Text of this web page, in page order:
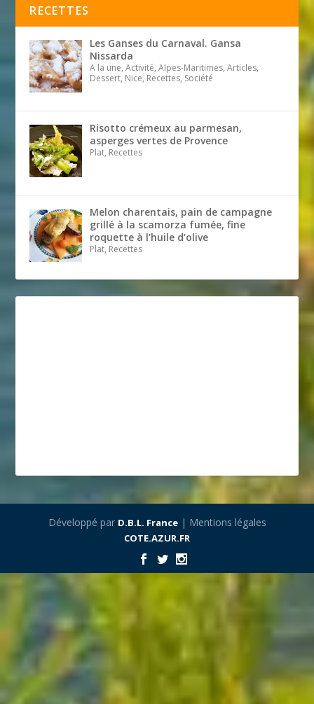
RECETTES
Les Ganses du Carnaval. Gansa
Nissarda
A la une, Activité, Alpes-Maritimes, Articles,
Dessert, Nice, Recettes, Société
Risotto crémeux au parmesan,
asperges vertes de Provence
Plat, Recettes
Melon charentais, pain de campagne
grillé à la scamorza fumée, fine
roquette à l’huile d’olive
Plat, Recettes
Développé par D.B.L. France| Mentions légales
COTE.AZUR.FR